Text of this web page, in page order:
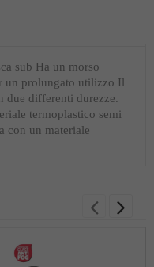
sub Ha un morso
un prolungato utilizzo Il
due differenti durezze.
termoplastico semi
con un materiale